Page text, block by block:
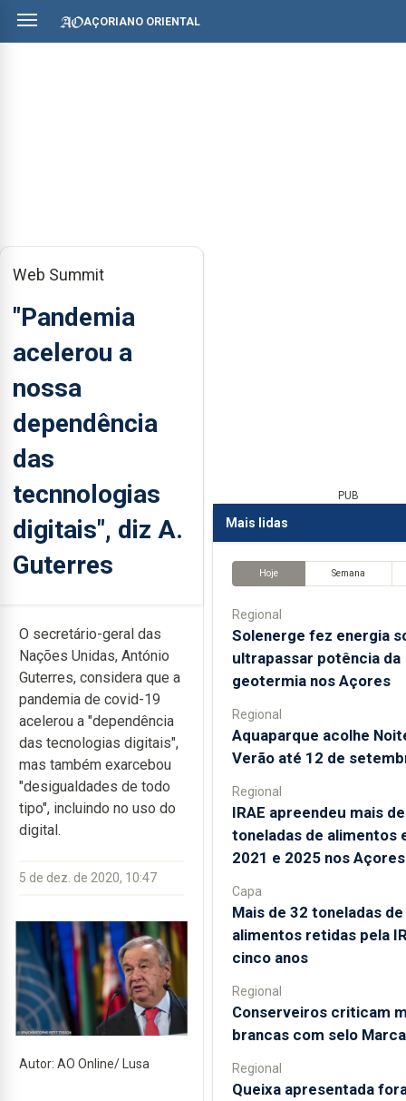
AÇORIANO ORIENTAL
Web Summit
"Pandemia
acelerou a
nossa
dependência
das
tecnnologias
digitais", diz A.
Guterres
O secretário-geral das
Nações Unidas, António
Guterres, considera que a
pandemia de covid-19
acelerou a "dependência
das tecnologias digitais",
mas também exarcebou
"desigualdades de todo
tipo", incluindo no uso do
digital.
5 de dez. de 2020, 10:47
Autor: AO Online/ Lusa
PUB
Mais lidas
Hoje Semana
Regional
Solenerge fez energia
ultrapassar potência da
geotermia nos Açores
Regional
Aquaparque acolhe
Verão até 12 de
Regional
IRAE apreendeu mais
toneladas de alimentos
2021 e 2025 nos Açores
Capa
Mais de 32 toneladas de
alimentos retidas pela
cinco anos
Regional
Conserveiros criticam
brancas com selo
Regional
Queixa apresentada